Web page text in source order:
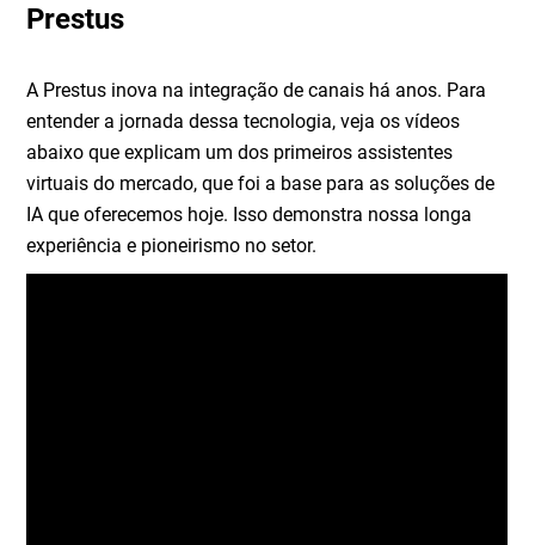
Prestus
A Prestus inova na integração de canais há anos. Para
entender a jornada dessa tecnologia, veja os vídeos
abaixo que explicam um dos primeiros assistentes
virtuais do mercado, que foi a base para as soluções de
IA que oferecemos hoje. Isso demonstra nossa longa
experiência e pioneirismo no setor.